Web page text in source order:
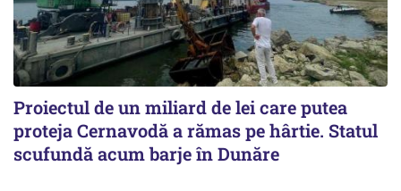
Proiectul de un miliard de lei care putea
proteja Cernavodă a rămas pe hârtie. Statul
scufundă acum barje în Dunăre